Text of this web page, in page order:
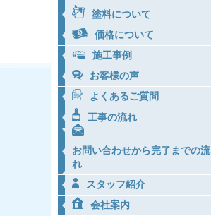
塗料について
価格について
施工事例
お客様の声
よくあるご質問
工事の流れ
お問い合わせから完了までの流
れ
スタッフ紹介
会社案内